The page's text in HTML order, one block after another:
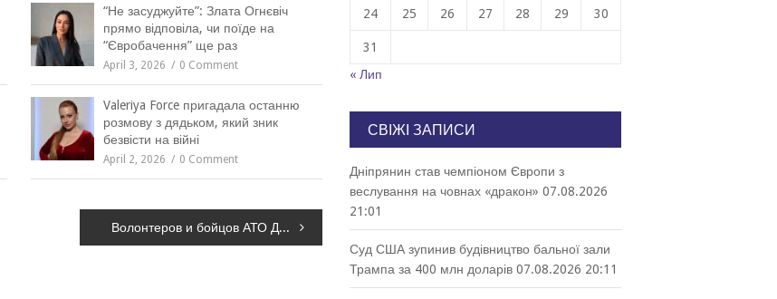
“Не засуджуйте”: Злата Огнєвіч
прямо відповіла, чи поїде на
“Євробачення” ще раз
April 3, 2026 0 Comment
Valeriya Force пригадала останню
розмову з дядьком, який зник
безвісти на війні
April 2, 2026 0 Comment
Волонтеров и бойцов АТО Днепропетровщины приглашают на театральную премьеру
24 25 26 27 28 29 30
31
« Лип
СВІЖІ ЗАПИСИ
Дніпрянин став чемпіоном Європи з
веслування на човнах «дракон» 07.08.2026
21:01
Суд США зупинив будівництво бальної зали
Трампа за 400 млн доларів 07.08.2026 20:11